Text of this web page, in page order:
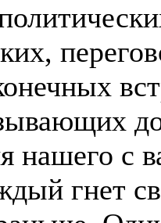
нашего с
гнет